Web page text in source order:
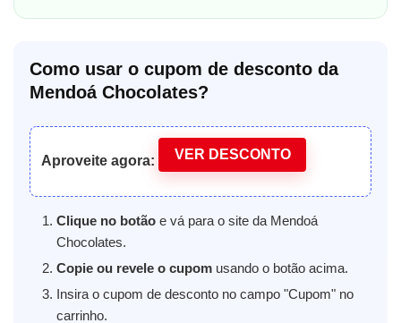
Como usar o cupom de desconto da
Mendoá Chocolates?
Aproveite agora: VER DESCONTO
Clique no botão e vá para o site da Mendoá
Chocolates.
Copie ou revele o cupom usando o botão acima.
Insira o cupom de desconto no campo "Cupom" no
carrinho.